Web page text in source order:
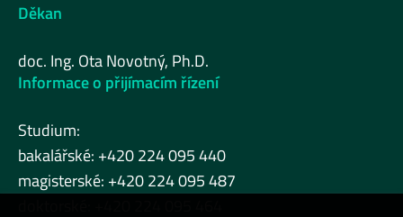
Děkan
doc. Ing. Ota Novotný, Ph.D.
Informace o přijímacím řízení
Studium:
bakalářské: +420 224 095 440
magisterské: +420 224 095 487